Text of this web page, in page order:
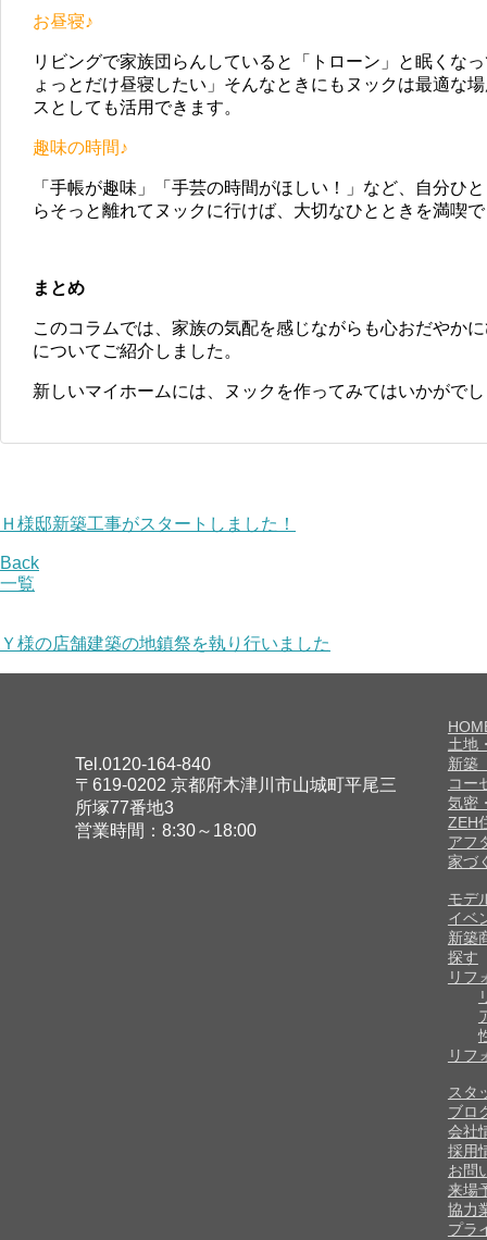
お昼寝♪
リビングで家族団らんしていると「トローン」と眠くな
ょっとだけ昼寝したい」そんなときにもヌックは最適な
スとしても活用できます。
趣味の時間♪
「手帳が趣味」「手芸の時間がほしい！」など、自分ひ
らそっと離れてヌックに行けば、大切なひとときを満喫
まとめ
このコラムでは、家族の気配を感じながらも心おだやか
についてご紹介しました。
新しいマイホームには、ヌックを作ってみてはいかがで
Ｈ様邸新築工事がスタートしました！
Back
一覧
Ｙ様の店舗建築の地鎮祭を執り行いました
Tel.0120-164-840
〒619-0202 京都府木津川市山城町平尾三
所塚77番地3
営業時間：8:30～18:00
土地
新築
コー
気密
ZEH
アフ
家づ
モデ
イベ
新築
探す
リフ
リフ
スタ
ブロ
会社
採用
お問
来場
協力
プラ